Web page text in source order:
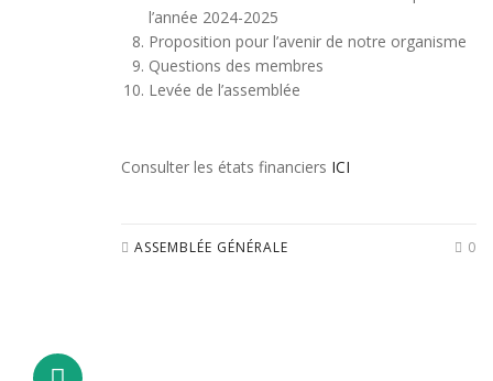
l’année 2024-2025
Proposition pour l’avenir de notre organisme
Questions des membres
Levée de l’assemblée
Consulter les états financiers ICI
ASSEMBLÉE GÉNÉRALE 0